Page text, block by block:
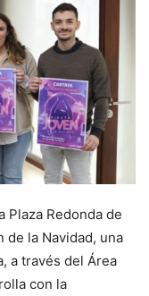
Plaza Redonda de
de la Navidad, una
a través del Área
con la